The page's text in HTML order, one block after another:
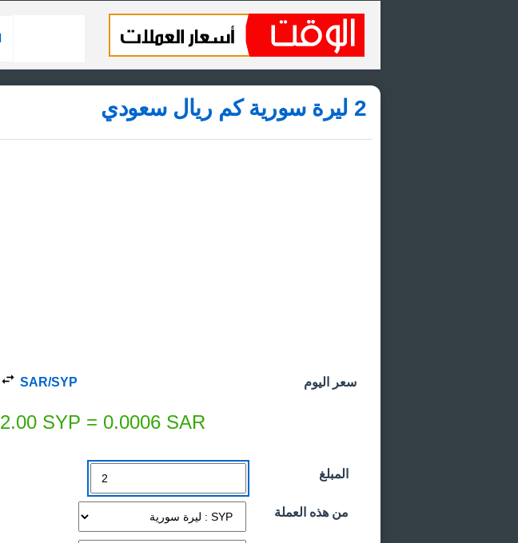
2 ليرة سورية كم ريال سعودي
سعر اليوم SAR/SYP
2.00 SYP = 0.0006 SAR
المبلغ
من هذه العملة